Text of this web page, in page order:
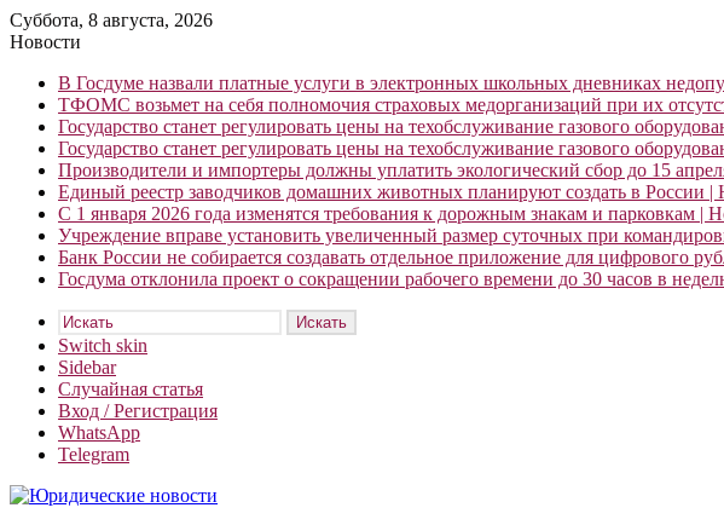
Суббота, 8 августа, 2026
Новости
В Госдуме назвали платные услуги в электронных школьных дневниках
ТФОМС возьмет на себя полномочия страховых медорганизаций при их
Государство станет регулировать цены на техобслуживание газового
Государство станет регулировать цены на техобслуживание газового
Производители и импортеры должны уплатить экологический сбор до 15
Единый реестр заводчиков домашних животных планируют создать в России
С 1 января 2026 года изменятся требования к дорожным знакам и парковкам
Учреждение вправе установить увеличенный размер суточных при
Банк России не собирается создавать отдельное приложение для цифрового
Госдума отклонила проект о сокращении рабочего времени до 30 часов в
Искать
Switch skin
Sidebar
Случайная статья
Вход / Регистрация
WhatsApp
Telegram